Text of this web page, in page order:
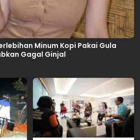
Minum Kopi Pakai Gula
Gagal Ginjal